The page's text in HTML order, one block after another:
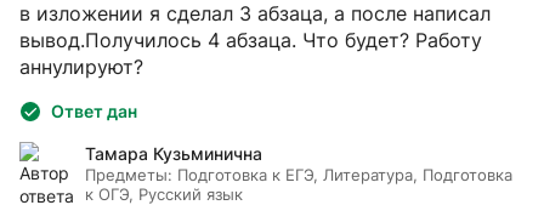
в изложении я сделал 3 абзаца, а после написал
вывод.Получилось 4 абзаца. Что будет? Работу
аннулируют?
Ответ дан
Тамара Кузьминична
Предметы: Подготовка к ЕГЭ, Литература, Подготовка
к ОГЭ, Русский язык